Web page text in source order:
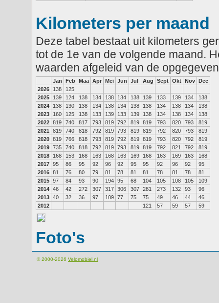
Kilometers per maand
Deze tabel bestaat uit kilometers
tot de 1e van de volgende maand.
waarden afgeleid van de
Jan Feb Maa Apr Mei Jun Jul Aug Sept Okt Nov Dec
2026
138
125
2025
139 124 138 134 138 134 138 139 133 139 134
138
2024
138 130 138 134 138 134 138 138 134 138 134
138
2023
160 125 138 133 139 133 139 138 134 138 134
138
2022 819 740 817 793 819 792 819 819 793 820 793
819
2021
819 740 818 792 819 793 819 819 792 820 793
819
2020 819 766 818 793 819 792 819 819 793 820 792
819
2019 735 740 818 792 819 793 819 819 792 821 792
819
2018
168 153 168 163 168 163 169 168 163 169 163
168
2017 95 86 95 92 96 92 95 95 92 96 92
95
2016 81 76 80 79 81 78 81 81 78 81 78
81
2015 97 84 93 90 194 95 68 104 105 108 105
109
2014 46 42 272 307 317 306 307 281 273 132 93
96
2013 40 32 36 97 109 77 75 75 49 46 44
46
2012
121 57 59 57 59
Foto's
© 2000-2026 Velomobiel.nl